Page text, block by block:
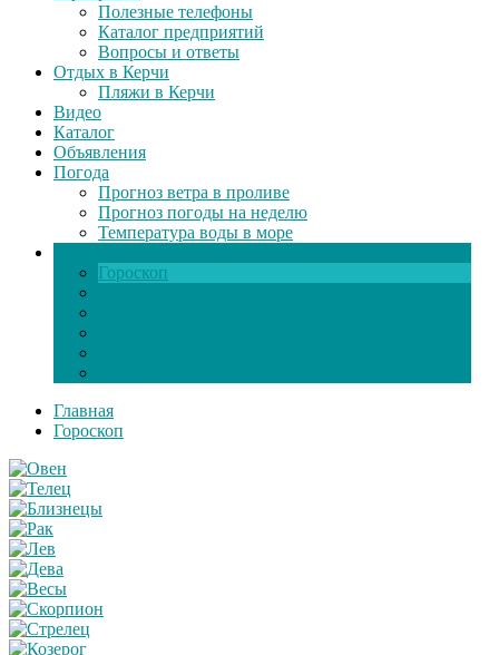
Полезные телефоны
Каталог предприятий
Вопросы и ответы
Отдых в Керчи
Пляжи в Керчи
Видео
Каталог
Объявления
Погода
Прогноз ветра в проливе
Прогноз погоды на неделю
Температура воды в море
Гороскоп
Главная
Гороскоп